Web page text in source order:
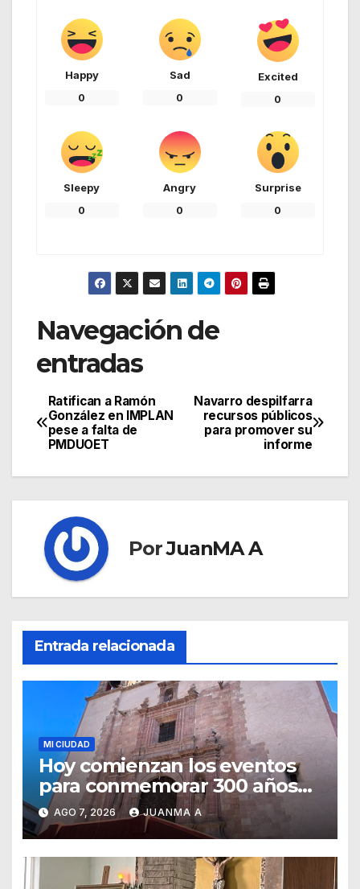
Happy
0
Sad
0
Excited
0
Sleepy
0
Angry
0
Surprise
0
Navegación de
entradas
Navarro despilfarra
recursos públicos
para promover su
informe
Ratifican a Ramón
González en IMPLAN
pese a falta de
PMDUOET
PorJuanMA A
Entrada relacionada
MI CIUDAD
Hoy comienzan los eventos
para conmemorar 300 años
del templo de San Roque
AGO 7, 2026 JUANMA A